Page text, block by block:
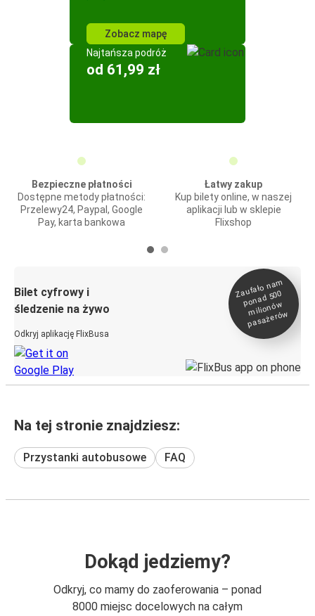
Zobacz mapę
Najtańsza podróż
od 61,99 zł
Bezpieczne płatności
Dostępne metody płatności:
Przelewy24, Paypal, Google
Pay, karta bankowa
Łatwy zakup
Kup bilety online, w naszej
aplikacji lub w sklepie
Flixshop
Bilet cyfrowy i
śledzenie na żywo
Odkryj aplikację FlixBusa
Zaufało na
m
ponad 500
milionó
w
pasażeró
w
Na tej stronie znajdziesz:
Przystanki autobusowe FAQ
Dokąd jedziemy?
Odkryj, co mamy do zaoferowania – ponad
8000 miejsc docelowych na całym